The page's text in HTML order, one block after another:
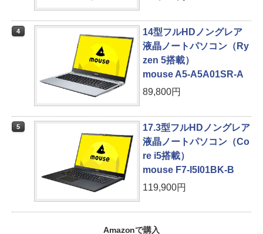
4
14型フルHDノングレア
液晶ノートパソコン（Ry
zen 5搭載）
mouse A5-A5A01SR-A
89,800円
5
17.3型フルHDノングレア
液晶ノートパソコン（Co
re i5搭載）
mouse F7-I5I01BK-B
119,900円
Amazonで購入